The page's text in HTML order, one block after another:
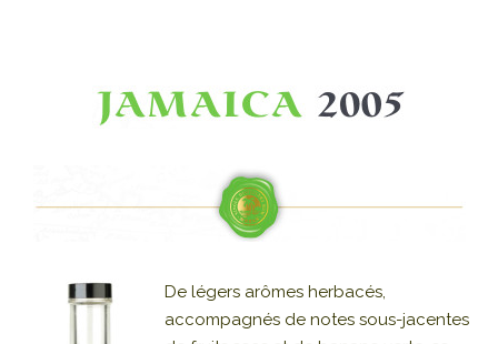
De légers arômes herbacés,
accompagnés de notes sous-jacentes